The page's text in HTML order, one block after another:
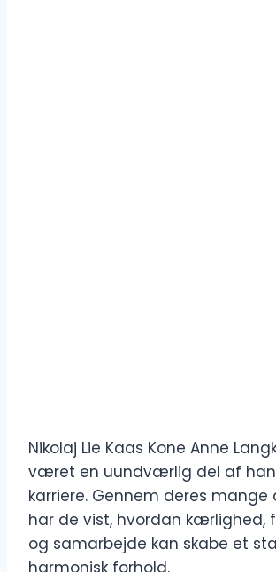
Nikolaj Lie Kaas Kone Anne
været en uundværlig del af
karriere. Gennem deres mange
har de vist, hvordan kærlighed,
og samarbejde kan skabe et